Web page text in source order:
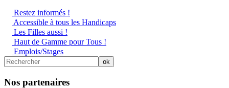
Restez informés !
Accessible à tous les Handicaps
Les Filles aussi !
Haut de Gamme pour Tous !
Emplois/Stages
Nos partenaires